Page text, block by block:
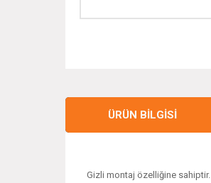
ÜRÜN BILGISI
Gizli montaj özelliğine sahiptir.